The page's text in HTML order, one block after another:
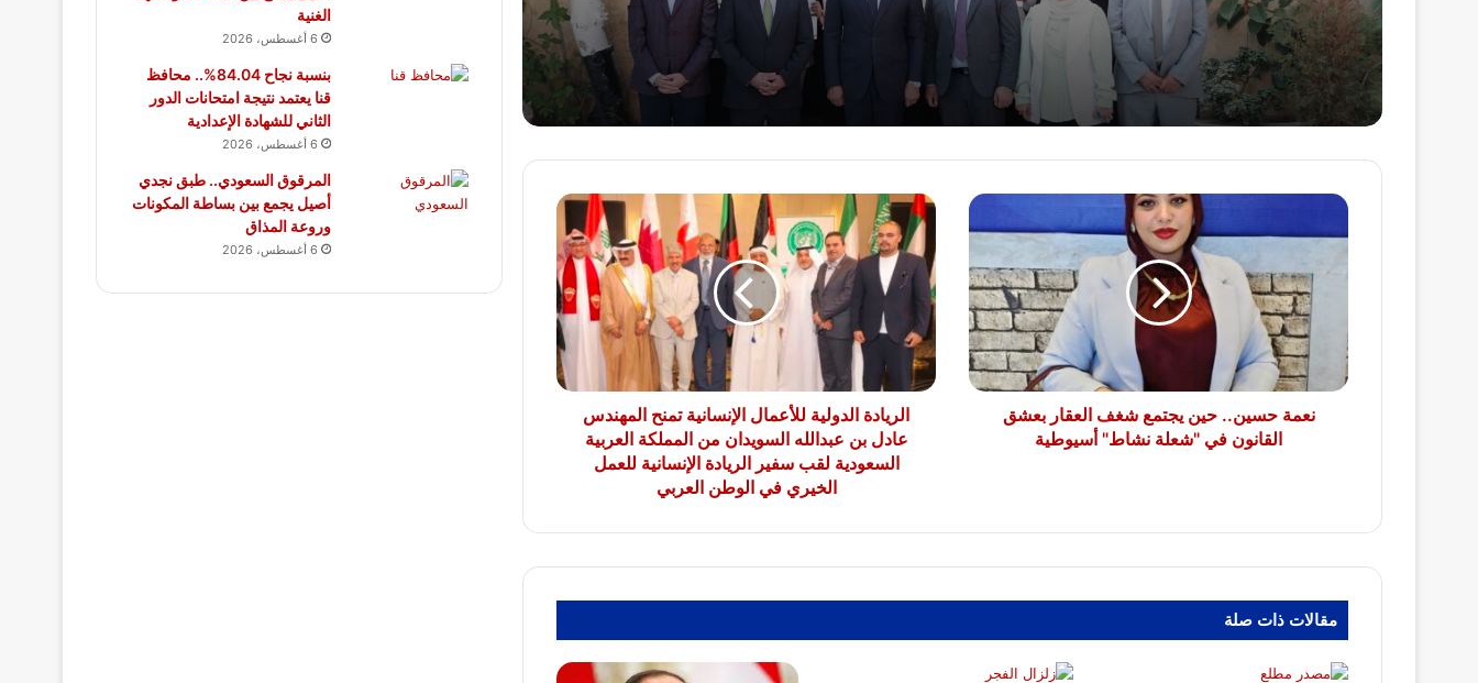
بصرف مكافآت مالية تليق بدورهن
البطولي
استجابةً لأولياء الأمور.. محافظ الجيزة يقرر
خفض الحد الأدنى لتنسيق الثانوية العامة إلى
225 درجة
محمد جبريل : زيادة الكهرباء 12% ترهق
الريف المصرى: 4500 طلب من المصريين
بالخارج للتعاقد على أراضى مزرعتك فى
مصر
النائب سامي سوس عضو مجلس النواب عن
سوهاج المراغة حزب مستقبل وطن يتقدم
بخالص التهاني والشكر لفخامة الرئيس عبد
الفتاح السيسي رئيس الجمهورية
نعمة
يجتمع
القانون
في
"شعلةنعمة حسين.. حين يجتمع شغف العقار بعشق
القانون في "شعلة نشاط" أسيوطية
الريادة
الدولية
للأعمال
الإنسانية
تمنح
المهندس
عادل
بن
عبدالله
السويدان
المملكة
الريادة
الخيري
الريادة الدولية للأعمال الإنسانية تمنح المهندس
عادل بن عبدالله السويدان من المملكة العربية
السعودية لقب سفير الريادة الإنسانية للعمل
الخيري في الوطن العربي
مقالات ذات صلة
الغنية
6 أغسطس، 2026
بنسبة نجاح 84.04%.. محافظ
قنا يعتمد نتيجة امتحانات الدور
الثاني للشهادة الإعدادية
6 أغسطس، 2026
المرقوق السعودي.. طبق نجدي
أصيل يجمع بين بساطة المكونات
وروعة المذاق
6 أغسطس، 2026